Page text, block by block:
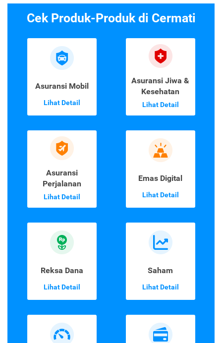
Cek Produk-Produk di Cermati
Asuransi Mobil
Lihat Detail
Asuransi Jiwa &
Kesehatan
Lihat Detail
Asuransi
Perjalanan
Lihat Detail
Emas Digital
Lihat Detail
Reksa Dana
Lihat Detail
Saham
Lihat Detail